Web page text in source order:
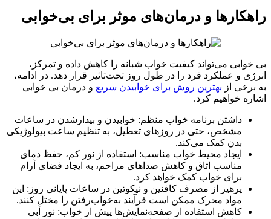
راهکارها و درمان‌های موثر برای بی‌خوابی
بی خوابی می‌تواند کیفیت خواب شبانه را کاهش داده و تمرکز،
انرژی و عملکرد فرد را در طول روز تحت‌تاثیر قرار دهد. در ادامه،
به برخی از بهترین روش برای خوابیدن سریع و درمان بی خوابی
اشاره خواهیم کرد.
داشتن برنامه خواب منظم: خوابیدن و بیدارشدن در ساعات
مشخص، حتی در روزهای تعطیل، به تنظیم ساعت بیولوژیکی
بدن کمک می‌کند.
ایجاد محیط خواب مناسب: استفاده از نور کم، حفظ دمای
مناسب اتاق و کاهش صداهای مزاحم، به ایجاد فضای آرام
برای خواب کمک خواهد کرد.
پرهیز از مصرف کافئین و نیکوتین در ساعات پایانی روز: این
مواد محرک ممکن است فرآیند به‌خواب‌رفتن را مختل کنند.
کاهش استفاده از صفحه‌نمایش‌ها پیش از خواب: نور آبی